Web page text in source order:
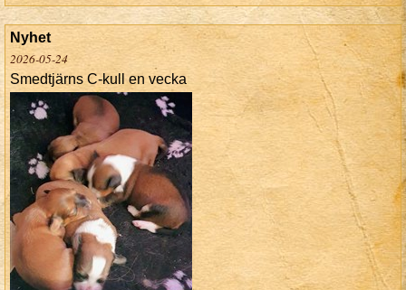
Nyhet
2026-05-24
Smedtjärns C-kull en vecka